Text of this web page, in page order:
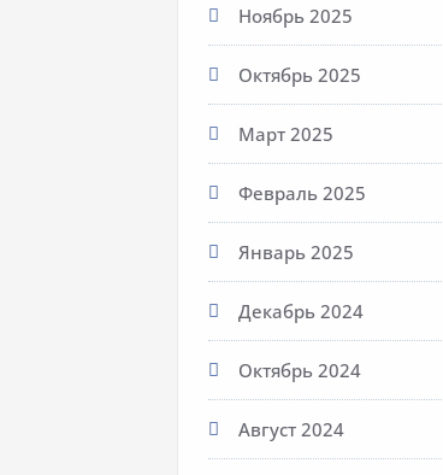
Ноябрь 2025
Октябрь 2025
Март 2025
Февраль 2025
Январь 2025
Декабрь 2024
Октябрь 2024
Август 2024